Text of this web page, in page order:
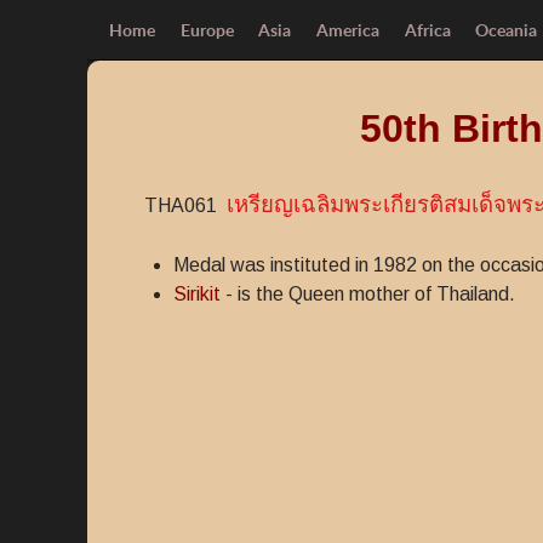
Home Europe Asia America Africa Oceania
50th
THA061 เหรียญเฉลิมพระเกียรติสมเด็จพ
Medal was instituted in 1982 on the
Sirikit - is the Queen mother of Thailand.